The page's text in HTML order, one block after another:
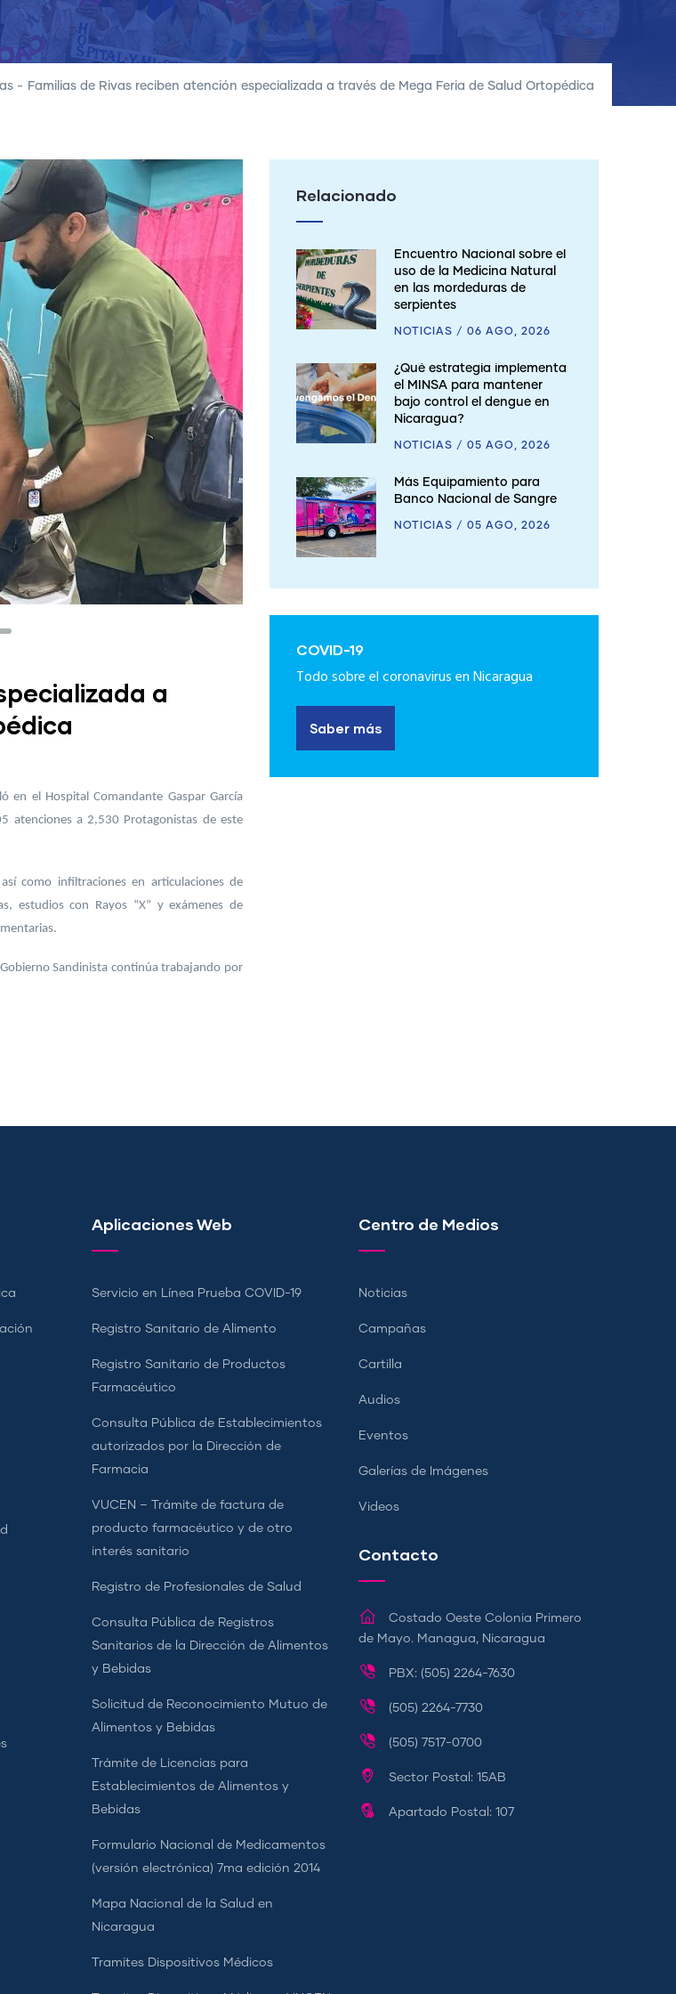
- Familias de Rivas reciben atención especializada a través de Mega Feria de Salud Ortopédica
a
en el Hospital Comandante Gaspar García
atenciones a 2,530 Protagonistas de este
como infiltraciones en articulaciones de
estudios con Rayos “X” y exámenes de
Sandinista continúa trabajando por
Relacionado
Encuentro Nacional sobre el
uso de la Medicina Natural
en las mordeduras de
serpientes
NOTICIAS / 06 AGO, 2026
¿Qué estrategia implementa
el MINSA para mantener
bajo control el dengue en
Nicaragua?
NOTICIAS / 05 AGO, 2026
Más Equipamiento para
Banco Nacional de Sangre
NOTICIAS / 05 AGO, 2026
COVID-19
Todo sobre el coronavirus en Nicaragua
Saber más
Aplicaciones Web
Servicio en Línea Prueba COVID-19
Registro Sanitario de Alimento
Registro Sanitario de Productos
Farmacéutico
Consulta Pública de Establecimientos
autorizados por la Dirección de
Farmacia
VUCEN – Trámite de factura de
producto farmacéutico y de otro
interés sanitario
Registro de Profesionales de Salud
Consulta Pública de Registros
Sanitarios de la Dirección de Alimentos
y Bebidas
Solicitud de Reconocimiento Mutuo de
Alimentos y Bebidas
Trámite de Licencias para
Establecimientos de Alimentos y
Bebidas
Formulario Nacional de Medicamentos
(versión electrónica) 7ma edición 2014
Mapa Nacional de la Salud en
Nicaragua
Tramites Dispositivos Médicos
Centro de Medios
Noticias
Campañas
Cartilla
Audios
Eventos
Galerías de Imágenes
Videos
Contacto
Costado Oeste Colonia Primero
de Mayo. Managua, Nicaragua
PBX: (505) 2264-7630
(505) 2264-7730
(505) 7517-0700
Sector Postal: 15AB
Apartado Postal: 107